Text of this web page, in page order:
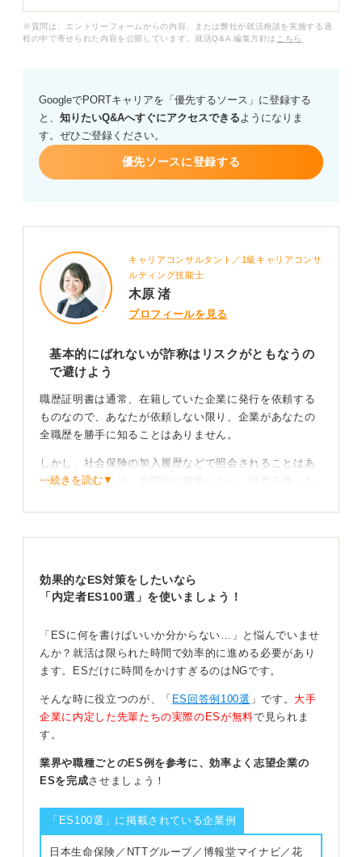
です。
れば知りたいです。
※質問は、エントリーフォームからの内容、または弊社が就活相談を実施する過
程の中で寄せられた内容を公開しています。就活Q&A 編集方針は こちら
GoogleでPORTキャリアを「優先するソース」に登録する
と、 知りたいQ&Aへすぐにアクセスできるようになりま
す。ぜひご登録ください。
優先ソースに登録する
キャリアコンサルタント／1級キャリアコンサ
ルティング技能士
木原 渚
プロフィールを見る
基本的にばれないが詐称はリスクがともなうの
で避けよう
職歴証明書は通常、在籍していた企業に発行を依頼する
ものなので、あなたが依頼しない限り、企業があなたの
全職歴を勝手に知ることはありません。
しかし、社会保険の加入履歴などで照会されることはあ
ります。そのため、意図的に省略したり、経歴を偽った
があります。これは絶対に避けていただきたいです。
また、転職時の評価で、企業が以前の勤務先に「この人
ただ、本人の許可なく勝手に照会してはいけないルール
になっています。本人が許可すれば問題ありませんが、
ことがあるように感じられてしまいます。
そういった形で聞かれることはあるかもしれませんが、
ことになります。したがって、自動的にばれてしまうこ
とはないとしても、やはり保険の関係などで照合された
際に「聞いていない」となると、信頼を損なってしまう
可能性があります。
そのため、自分の職歴はきちんと記載するようにしまし
⋯続きを読む▼
効果的なES対策をしたいなら
「内定者ES100選」を使いましょう！
「ESに何を書けばいいか分からない…」と悩んでいませ
んか？就活は限られた時間で効率的に進める必要があり
ます。ESだけに時間をかけすぎるのはNGです。
そんな時に役立つのが、「 ES回答例100選 」です。 大手
企業に内定した先輩たちの実際のESが無料で見られま
す。
業界や職種ごとのES例を参考に、効率よく志望企業の
ESを完成させましょう！
「ES100選」に掲載されている企業例
日本生命保険／NTTグループ／博報堂マイナビ／花